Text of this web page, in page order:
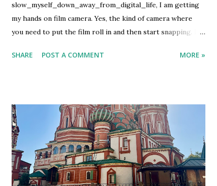
slow_myself_down_away_from_digital_life, I am getting
my hands on film camera. Yes, the kind of camera where
you need to put the film roll in and then start snapping. If
we let the fate decide. This is not my first rodeo on using
first film roll to take photos of my favorite people. So it
has more human than random pictures. It was on family
event. After the last shot, I wanted to develop it before I
flew to Bali but they had no lab. Luckily we have the lab in
Bali. I developed and scanned the film in Ojisanfilmlab Bali.
They're just a google away. They sell the roll as well. I had
SHARE POST A COMMENT MORE »